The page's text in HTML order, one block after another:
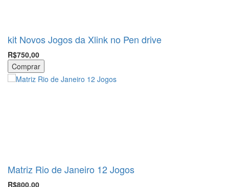
kit Novos Jogos da Xlink no Pen drive
R$750,00
Comprar
Matriz Rio de Janeiro 12 Jogos
R$800,00